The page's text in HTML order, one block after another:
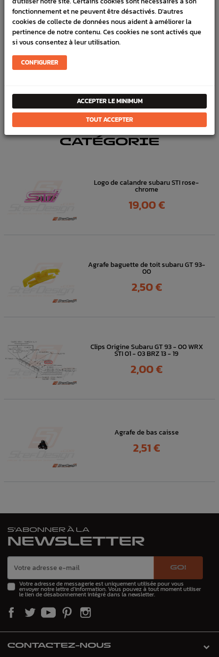
SCHÉMA CONSTRUCTEUR
Marque :SUBARU
Référence :3905
FICHE TECHNIQUE
DANSLA MÊME
CATÉGORIE
Logo de calandre subaru STI rose-
chrome
Prix
19,00 €
Agrafe baguette de toit subaru GT 93-
00
Prix
2,50 €
Clips Origine Subaru GT 93 - 00 WRX
STI 01 - 03 BRZ 13 - 19
Prix
2,00 €
Agrafe de bas caisse
Prix
2,51 €
S'ABONNER À LA
NEWSLETTER
GO!
Votre adresse de messagerie est uniquement utilisée pour vous
envoyer notre lettre d'information. Vous pouvez à tout moment utiliser
le lien de désabonnement intégré dans la newsletter.
CONTACTEZ-NOUS
fonctionnement et ne peuvent être désactivés. D'autres
cookies de collecte de données nous aident à améliorer la
pertinence de notre contenu. Ces cookies ne sont activés que
si vous consentez à leur utilisation.
CONFIGURER
ACCEPTER LE MINIMUM
TOUT ACCEPTER